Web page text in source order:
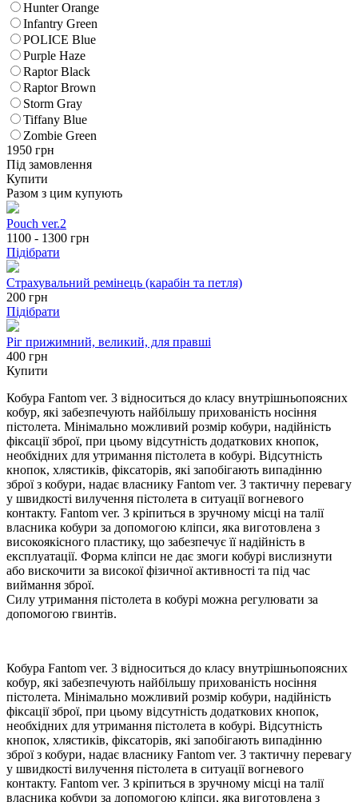
Hunter Orange
Infantry Green
POLICE Blue
Purple Haze
Raptor Black
Raptor Brown
Storm Gray
Tiffany Blue
Zombie Green
1950 грн
Під замовлення
Купити
Разом з цим купують
Pouch ver.2
1100 - 1300 грн
Підібрати
Страхувальний ремінець (карабін та петля)
200 грн
Підібрати
Ріг прижимний, великий, для правші
400 грн
Купити
Кобура Fantom ver. 3 відноситься до класу внутрішньопоясних
кобур, які забезпечують найбільшу прихованість носіння
пістолета. Мінімально можливий розмір кобури, надійність
фіксації зброї, при цьому відсутність додаткових кнопок,
необхідних для утримання пістолета в кобурі. Відсутність
кнопок, хлястиків, фіксаторів, які запобігають випадінню
зброї з кобури, надає власнику Fantom ver. 3 тактичну перевагу
у швидкості вилучення пістолета в ситуації вогневого
контакту. Fantom ver. 3 кріпиться в зручному місці на талії
власника кобури за допомогою кліпси, яка виготовлена з
високоякісного пластику, що забезпечує її надійність в
експлуатації. Форма кліпси не дає змоги кобурі вислизнути
або вискочити за високої фізичної активності та під час
виймання зброї.
Силу утримання пістолета в кобурі можна регулювати за
допомогою гвинтів.
Кобура Fantom ver. 3 відноситься до класу внутрішньопоясних
кобур, які забезпечують найбільшу прихованість носіння
пістолета. Мінімально можливий розмір кобури, надійність
фіксації зброї, при цьому відсутність додаткових кнопок,
необхідних для утримання пістолета в кобурі. Відсутність
кнопок, хлястиків, фіксаторів, які запобігають випадінню
зброї з кобури, надає власнику Fantom ver. 3 тактичну перевагу
у швидкості вилучення пістолета в ситуації вогневого
контакту. Fantom ver. 3 кріпиться в зручному місці на талії
власника кобури за допомогою кліпси, яка виготовлена з